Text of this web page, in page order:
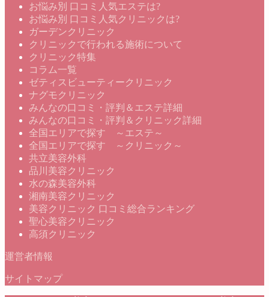
お悩み別 口コミ人気エステは?
お悩み別 口コミ人気クリニックは?
ガーデンクリニック
クリニックで行われる施術について
クリニック特集
コラム一覧
ゼティスビューティークリニック
ナグモクリニック
みんなの口コミ・評判＆エステ詳細
みんなの口コミ・評判＆クリニック詳細
全国エリアで探す ～エステ～
全国エリアで探す ～クリニック～
共立美容外科
品川美容クリニック
水の森美容外科
湘南美容クリニック
美容クリニック 口コミ総合ランキング
聖心美容クリニック
高須クリニック
運営者情報
サイトマップ